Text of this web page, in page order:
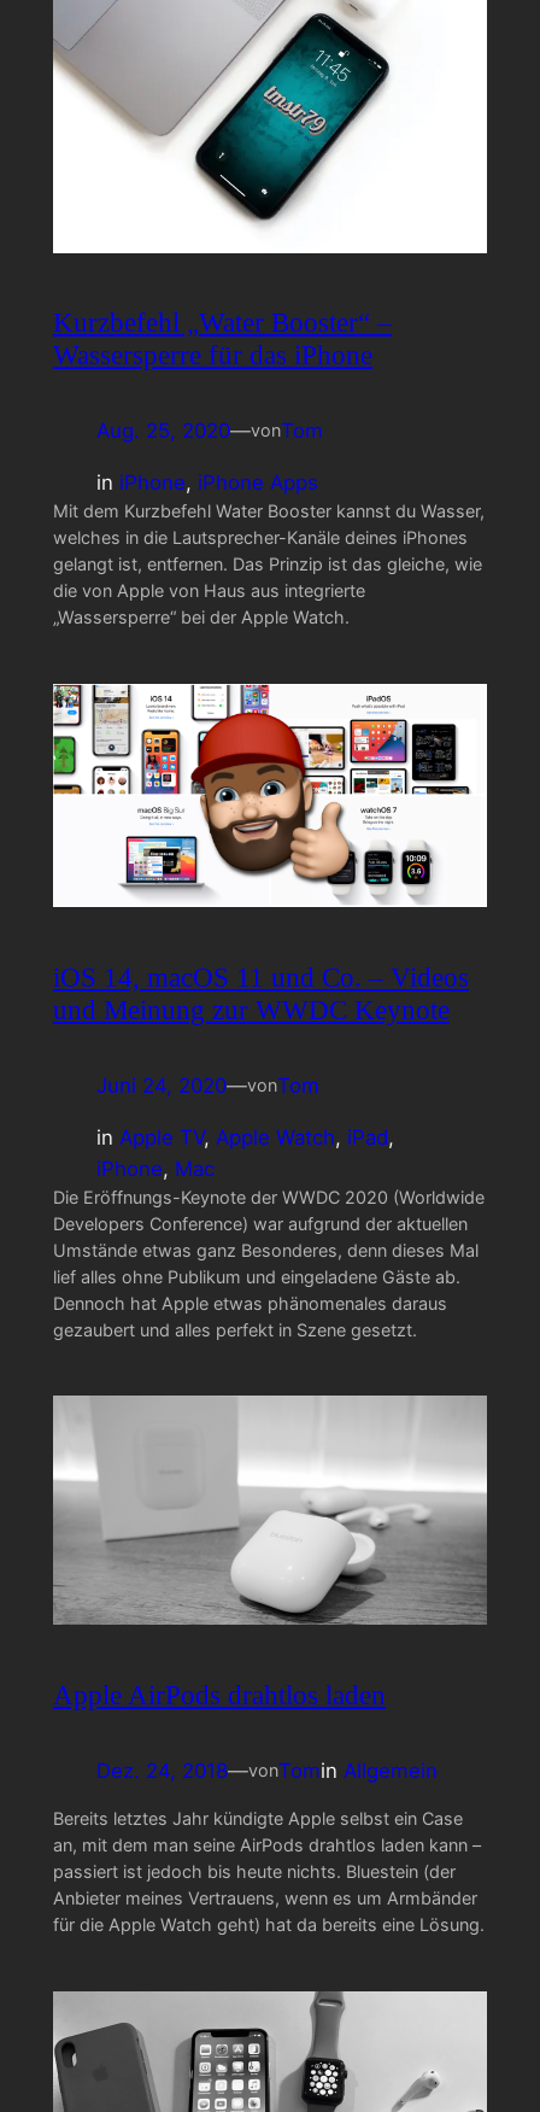
Kurzbefehl „Water Booster“ –
Wassersperre für das iPhone
Aug. 25, 2020—vonTom
in iPhone, iPhone Apps
Mit dem Kurzbefehl Water Booster kannst du Wasser,
welches in die Lautsprecher-Kanäle deines iPhones
gelangt ist, entfernen. Das Prinzip ist das gleiche, wie
die von Apple von Haus aus integrierte
„Wassersperre“ bei der Apple Watch.
iOS 14, macOS 11 und Co. – Videos
und Meinung zur WWDC Keynote
Juni 24, 2020—vonTom
in Apple TV, Apple Watch, iPad
iPhone, Mac
Die Eröffnungs-Keynote der WWDC 2020 (Worldwide
Developers Conference) war aufgrund der aktuellen
Umstände etwas ganz Besonderes, denn dieses Mal
lief alles ohne Publikum und eingeladene Gäste ab.
Dennoch hat Apple etwas phänomenales daraus
gezaubert und alles perfekt in Szene gesetzt.
Apple AirPods drahtlos laden
Dez. 24, 2018—vonTomin Allgemein
Bereits letztes Jahr kündigte Apple selbst ein Case
an, mit dem man seine AirPods drahtlos laden kann –
passiert ist jedoch bis heute nichts. Bluestein (der
Anbieter meines Vertrauens, wenn es um Armbänder
für die Apple Watch geht) hat da bereits eine Lösung.